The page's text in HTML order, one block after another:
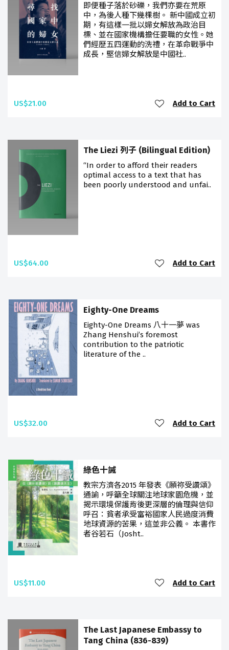
即便種子落於砂礫，我們亦要在荒原
中，為後人種下幾棵樹。 新中國成立初
期，有這樣一批以婦女解放為政治目
標、並在國家機構擔任要職的女性。她
們經歷五四運動的洗禮，在革命戰爭中
成長，堅信婦女解放是中國社..
US$21.00 Add to Cart
The Liezi 列子 (Bilingual Edition)
“In order to afford their readers
optimal access to a text that has
been poorly understood and unfai..
US$64.00 Add to Cart
Eighty-One Dreams
Eighty-One Dreams 八十一夢 was
Zhang Henshui’s foremost
contribution to the patriotic
literature of the ..
US$32.00 Add to Cart
綠色十誡
教宗方濟各2015 年發表《願祢受讚頌》
通諭，呼籲全球關注地球家園危機，並
揭示環境保護背後更深層的倫理與信仰
呼召：貧者承受富裕國家人民過度消費
地球資源的苦果，這並非公義。 本書作
者谷若石（Josht..
US$11.00 Add to Cart
The Last Japanese Embassy to
Tang China (836-839)